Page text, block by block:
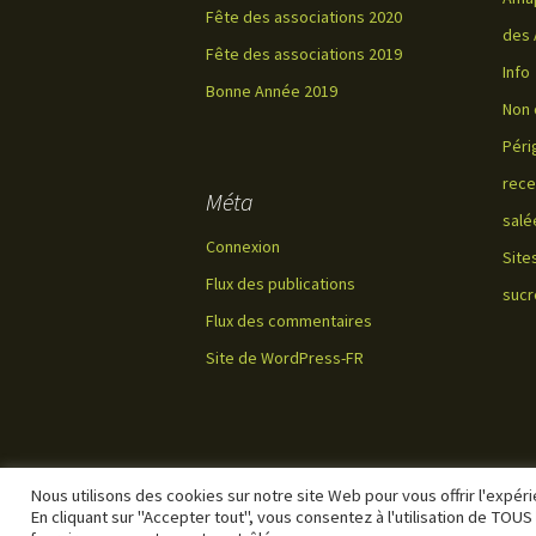
Fête des associations 2020
Fête des associations 2019
Bonne Année 2019
des
Info
Non
Méta
Connexion
Flux des publications
Flux des commentaires
Site de WordPress-FR
Fièrement propulsé par WordPress
Nous utilisons des cookies sur notre site Web pour vous offrir
En cliquant sur "Accepter tout", vous consentez à l'utilisation de